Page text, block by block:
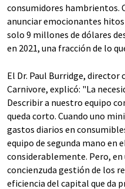
consumidores hambrientos.
anunciar emocionantes
solo 9 millones de dólares
en 2021, una fracción de lo
El Dr. Paul Burridge, director
Carnivore, explicó: "La
Describir a nuestro equipo
queda corto. Cuando uno
gastos diarios en
equipo de segunda mano en
considerablemente. Pero,
concienzuda gestión de los
eficiencia del capital que da